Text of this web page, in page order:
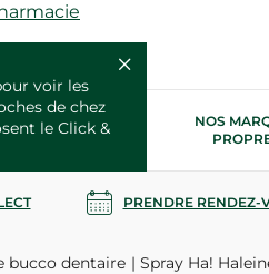
voir les
de chez
le Click &
SERVICES
SANTÉ
NOS
PRENDRE RENDEZ-
bucco dentaire Spray Ha!